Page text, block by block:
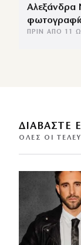
Αλεξάνδρα
ΠΡΙΝ ΑΠΌ 11
ΔΙΑΒΑΣΤΕ
ΌΛΕΣ ΟΙ